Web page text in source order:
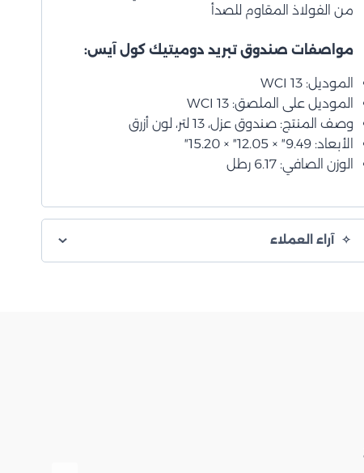
من الفولاذ المقاوم للصدأ
مواصفات صندوق تبريد دوميتيك كول آيس:
الموديل: WCI 13
الموديل على الملصق: WCI 13
وصف المنتج: صندوق عزل، 13 لتر، لون أزرق
الأبعاد: 9.49″ × 12.05″ × 15.20″
الوزن الصافي: 6.17 رطل
آراء العملاء